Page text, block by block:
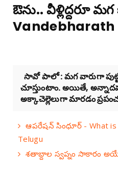
ఔను.. వీళ్లిద్దరూ
Vandebharath
సావో పాలో : మగ వారుగా
చూస్తుంటాం. అయితే,
అక్కాచెల్లెలుగా మారడం
ఆపరేషన్ సింధూర్ - What is
Telugu
శతాబ్దాల స్వప్నం సాకారం